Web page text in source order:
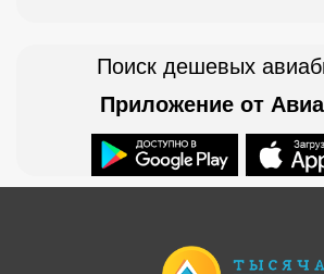
Поиск дешевых
Приложение от